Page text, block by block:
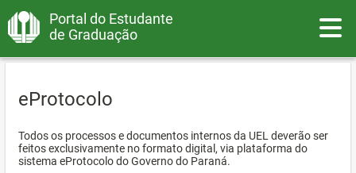
Portal do Estudante
de Graduação
eProtocolo
Todos os processos e documentos internos da UEL deverão ser
feitos exclusivamente no formato digital, via plataforma do
sistema eProtocolo do Governo do Paraná.